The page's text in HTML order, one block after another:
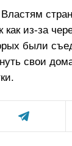
из-за
были
свои